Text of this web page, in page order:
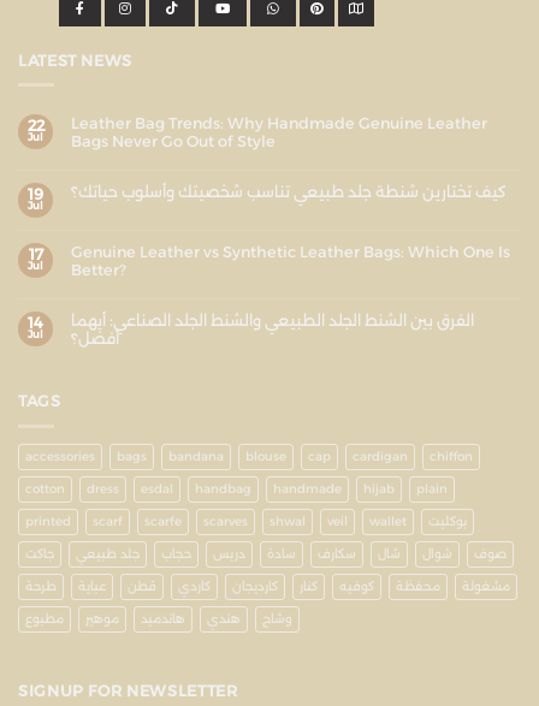
LATEST NEWS
22
Jul
Leather Bag Trends: Why Handmade Genuine Leather
Bags Never Go Out of Style
19
Jul
كيف تختارين شنطة جلد طبيعي تناسب شخصيتك وأسلوب حياتك؟
17
Jul
Genuine Leather vs Synthetic Leather Bags: Which One Is
Better?
14
Jul
الفرق بين الشنط الجلد الطبيعي والشنط الجلد الصناعي: أيهما
أفضل؟
TAGS
accessories bags bandana blouse cap cardigan chiffon
cotton dress esdal handbag handmade hijab plain
printed scarf scarfe scarves shwal veil wallet بوكليت
جاكت جلد طبيعي حجاب دريس سادة سكارف شال شوال صوف
طرحة عباية قطن كاردي كارديجان كنار كوفيه محفظة مشغولة
مطبوع موهير هاندميد هندي وشاح
SIGNUP FOR NEWSLETTER